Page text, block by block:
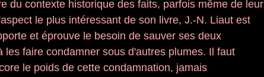
du contexte historique des faits, parfois même de leur
le plus intéressant de son livre, J.-N. Liaut est
et éprouve le besoin de sauver ses deux
faire condamner sous d'autres plumes. Il faut
le poids de cette condamnation, jamais